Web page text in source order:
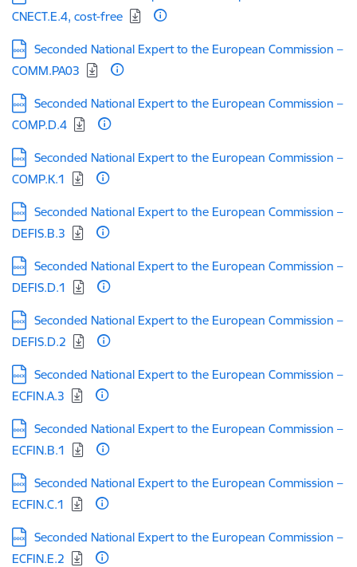
CNECT.E.4, cost-free
Lejupielādēt:
Seconded National Expert to the European Commission –
COMM.PA03
Lejupielādēt:
Seconded National Expert to the European Commission –
COMP.D.4
Lejupielādēt:
Seconded National Expert to the European Commission –
COMP.K.1
Lejupielādēt:
Seconded National Expert to the European Commission –
DEFIS.B.3
Lejupielādēt:
Seconded National Expert to the European Commission –
DEFIS.D.1
Lejupielādēt:
Seconded National Expert to the European Commission –
DEFIS.D.2
Lejupielādēt:
Seconded National Expert to the European Commission –
ECFIN.A.3
Lejupielādēt:
Seconded National Expert to the European Commission –
ECFIN.B.1
Lejupielādēt:
Seconded National Expert to the European Commission –
ECFIN.C.1
Lejupielādēt:
Seconded National Expert to the European Commission –
ECFIN.E.2